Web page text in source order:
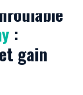
:
gain